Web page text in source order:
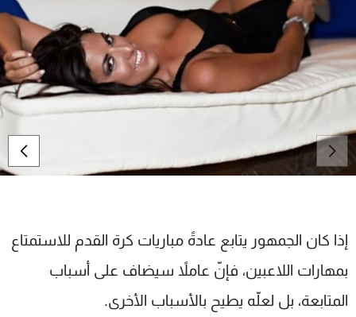
إذا كان الجمهور يتابع عادةً مباريات كرة القدم للاستمتاع
بمهارات اللاعبين، فإنّ عاملاً سيضاف على أسباب
المتابعة، بل لعلّه يطيح بالأسباب الأخرى.
منوعات رياضة
كأس العالم
البرامج
جدول البرامج
شاهد البرامج
عن MTV
الإنـتـاج
لاعلاناتكم
وظائف
تواصل معنا
شروط الإسـتخدام